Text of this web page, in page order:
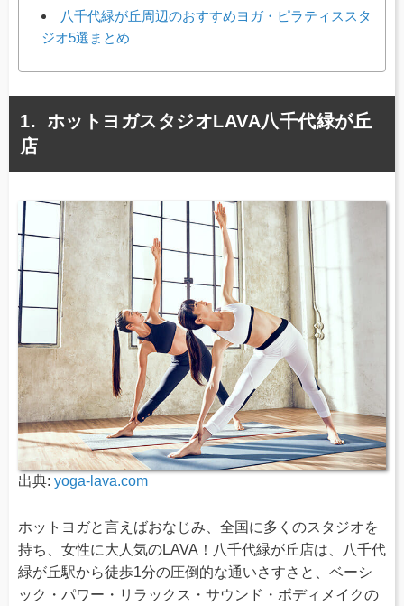
八千代緑が丘周辺のおすすめヨガ・ピラティススタ
ジオ5選まとめ
ホットヨガスタジオLAVA八千代緑が丘
店
出典: yoga-lava.com
ホットヨガと言えばおなじみ、全国に多くのスタジオを
持ち、女性に大人気のLAVA！八千代緑が丘店は、八千代
緑が丘駅から徒歩1分の圧倒的な通いさすさと、ベーシ
ック・パワー・リラックス・サウンド・ボディメイクの